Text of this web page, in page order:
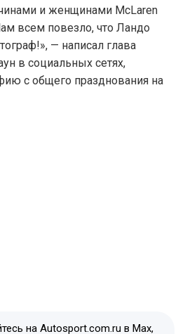
и женщинами McLaren
всем повезло, что Ландо
— написал глава
в социальных сетях,
с общего празднования на
на Autosport.com.ru в Max,